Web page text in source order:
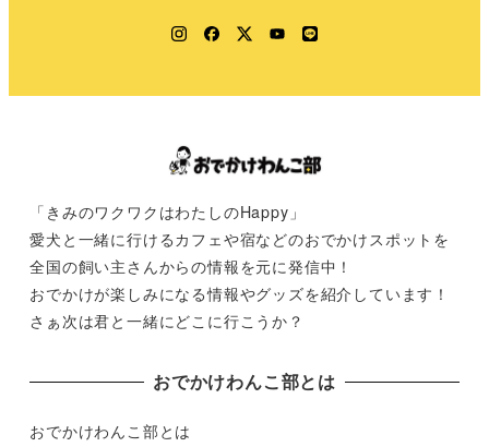
Instagram
Facebook
TwitterYouTube
LINE
「きみのワクワクはわたしのHappy」
愛犬と一緒に行けるカフェや宿などのおでかけスポットを
全国の飼い主さんからの情報を元に発信中！
おでかけが楽しみになる情報やグッズを紹介しています！
さぁ次は君と一緒にどこに行こうか？
おでかけわんこ部とは
おでかけわんこ部とは